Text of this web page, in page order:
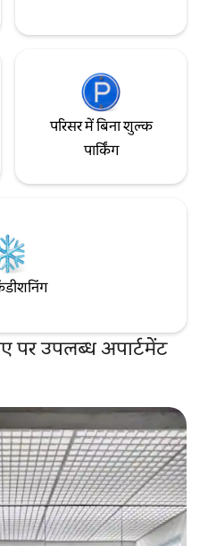
परिसर में बिना शुल्क
पार्किंग
पर उपलब्ध अपार्टमेंट